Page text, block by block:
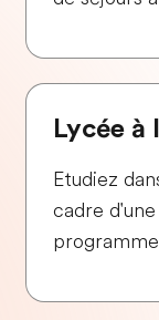
Lycée
Etudiez
cadre